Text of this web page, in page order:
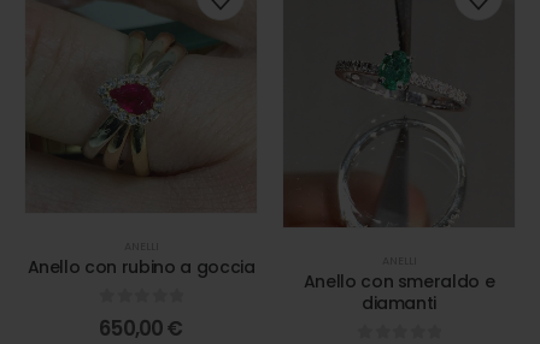
Anello con rubino a goccia
0 out of 5
650,00€
Anello con smeraldo e
diamanti